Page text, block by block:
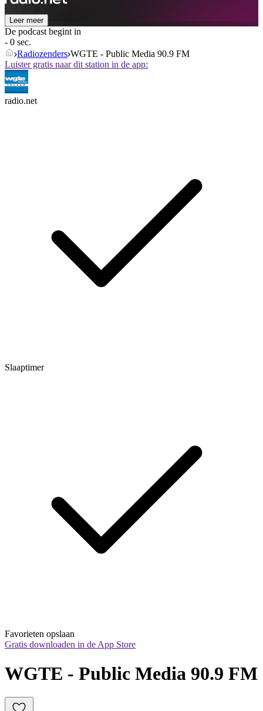
Leer meer
De podcast begint in
- 0 sec.
Radiozenders WGTE - Public Media 90.9 FM
Luister gratis naar dit station in de app:
radio.net
Slaaptimer
Favorieten opslaan
Gratis downloaden in de App Store
WGTE - Public Media 90.9 FM